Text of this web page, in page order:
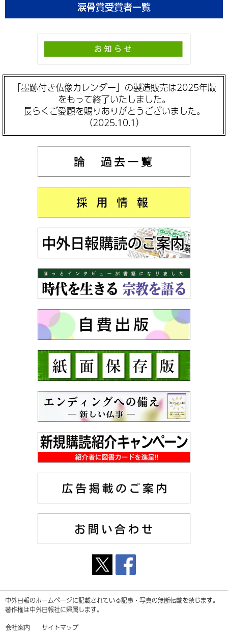
涙骨賞受賞者一覧
「墨跡付き仏像カレンダー」の製造販売は2025年版
をもって終了いたしました。
長らくご愛顧を賜りありがとうございました。
（2025.10.1）
中外日報のホームページに記載されている記事・写真の無断転載を禁じます。
著作権は中外日報社に帰属します。
会社案内
サイトマップ